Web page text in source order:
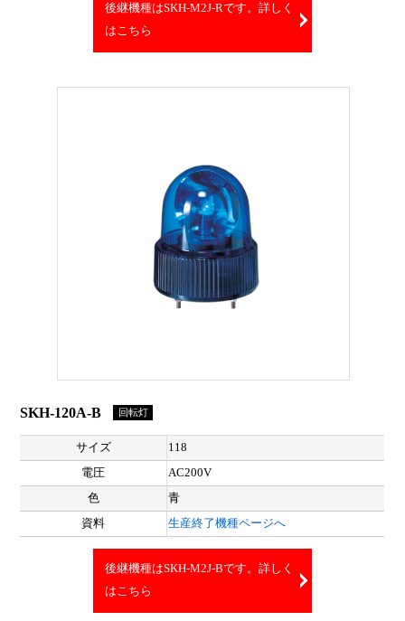
後継機種はSKH-M2J-Rです。詳しく
はこちら
SKH-120A-B 回転灯
サイズ
118
電圧
AC200V
色
青
資料
生産終了機種ページへ
後継機種はSKH-M2J-Bです。詳しく
はこちら